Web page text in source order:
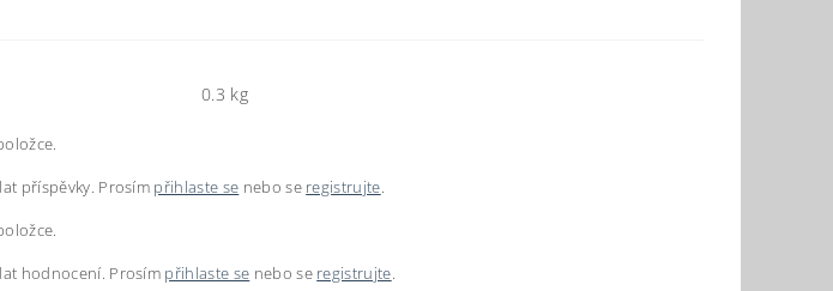
0.3 kg
příspěvky. Prosím přihlaste se nebo se registrujte.
hodnocení. Prosím přihlaste se nebo se registrujte.